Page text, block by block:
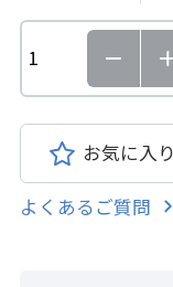
お気に入
よくあるご質問